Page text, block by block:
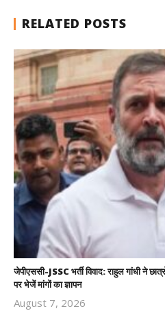
RELATED POSTS
जेपीएससी-JSSC भर्ती विवाद: राहुल गांधी ने
पर भेजें मांगों का ज्ञापन
August 7, 2026